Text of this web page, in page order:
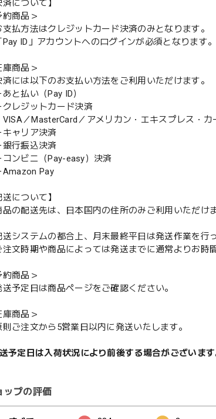
済について】
約商品＞
支払方法はクレジットカード決済のみとなります。
Pay ID」アカウントへのログインが必須となります。
庫商品＞
済には以下のお支払い方法をご利用いただけます。
と払い（Pay ID）
レジットカード決済
／MasterCard／アメリカン・エキスプレス・カ
ャリア決済
行振込決済
ンビニ（Pay-easy）決済
Pay
送について】
品の配送先は、日本国内の住所のみご利用いただけま
システムの都合上、月末最終平日は発送作業を行
文時期や商品によっては発送までに通常よりお時
約商品＞
送予定日は商品ページをご確認ください。
庫商品＞
則ご注文から5営業日以内に発送いたします。
予定日は入荷状況により前後する場合がございます
ップの評価